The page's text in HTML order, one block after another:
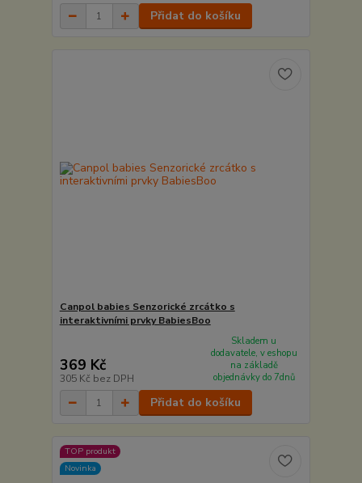
Přidat do košíku
Canpol babies Senzorické zrcátko s
interaktivními prvky BabiesBoo
369 Kč
305 Kč bez DPH
Skladem u
dodavatele, v eshopu
na základě
objednávky do 7dnů
Přidat do košíku
TOP produkt
Novinka